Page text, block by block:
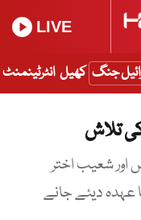
LIVE
جنگ کھیل انٹرٹینمنٹ
تلاش
اور شعیب اختر
دیئے جانے